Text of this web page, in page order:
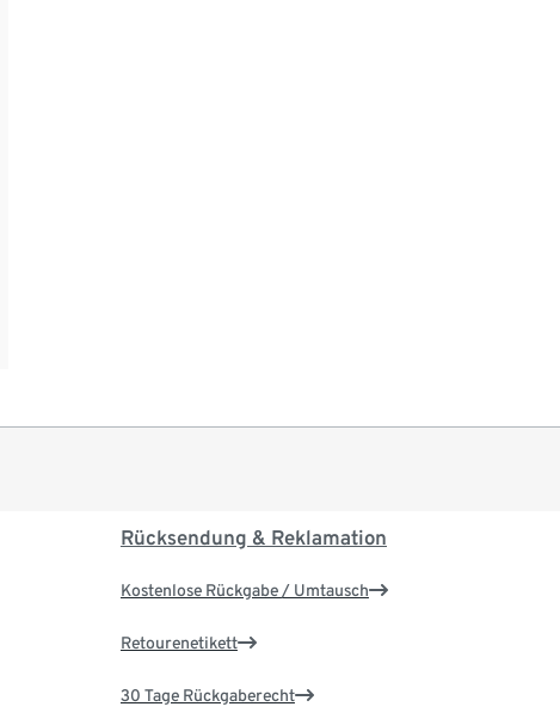
Rücksendung & Reklamation
Kostenlose Rückgabe / Umtausch
Retourenetikett
30 Tage Rückgaberecht